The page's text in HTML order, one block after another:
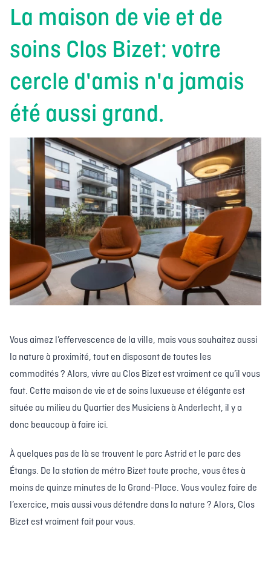
La maison de vie et de
soins Clos Bizet: votre
cercle d'amis n'a jamais
été aussi grand.
Vous aimez l’effervescence de la ville, mais vous souhaitez aussi
la nature à proximité, tout en disposant de toutes les
commodités ? Alors, vivre au Clos Bizet est vraiment ce qu’il vous
faut. Cette maison de vie et de soins luxueuse et élégante est
située au milieu du Quartier des Musiciens à Anderlecht, il y a
donc beaucoup à faire ici.
À quelques pas de là se trouvent le parc Astrid et le parc des
Étangs. De la station de métro Bizet toute proche, vous êtes à
moins de quinze minutes de la Grand-Place. Vous voulez faire de
l’exercice, mais aussi vous détendre dans la nature ? Alors, Clos
Bizet est vraiment fait pour vous.